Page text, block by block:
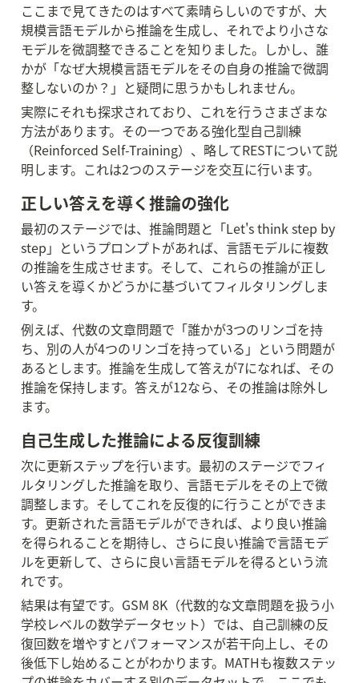
ここまで見てきたのはすべて素晴らしいのですが、大
規模言語モデルから推論を生成し、それでより小さな
モデルを微調整できることを知りました。しかし、誰
かが「なぜ大規模言語モデルをその自身の推論で微調
整しないのか？」と疑問に思うかもしれません。
実際にそれも探求されており、これを行うさまざまな
方法があります。その一つである強化型自己訓練
（Reinforced Self-Training）、略してRESTについて説
明します。これは2つのステージを交互に行います。
正しい答えを導く推論の強化
最初のステージでは、推論問題と「Let's think step by
step」というプロンプトがあれば、言語モデルに複数
の推論を生成させます。そして、これらの推論が正し
い答えを導くかどうかに基づいてフィルタリングしま
す。
例えば、代数の文章問題で「誰かが3つのリンゴを持
ち、別の人が4つのリンゴを持っている」という問題が
あるとします。推論を生成して答えが7になれば、その
推論を保持します。答えが12なら、その推論は除外し
ます。
自己生成した推論による反復訓練
次に更新ステップを行います。最初のステージでフィ
ルタリングした推論を取り、言語モデルをその上で微
調整します。そしてこれを反復的に行うことができま
す。更新された言語モデルができれば、より良い推論
を得られることを期待し、さらに良い推論で言語モデ
ルを更新して、さらに良い言語モデルを得るという流
れです。
結果は有望です。GSM 8K（代数的な文章問題を扱う小
学校レベルの数学データセット）では、自己訓練の反
復回数を増やすとパフォーマンスが若干向上し、その
後低下し始めることがわかります。MATHも複数ステッ